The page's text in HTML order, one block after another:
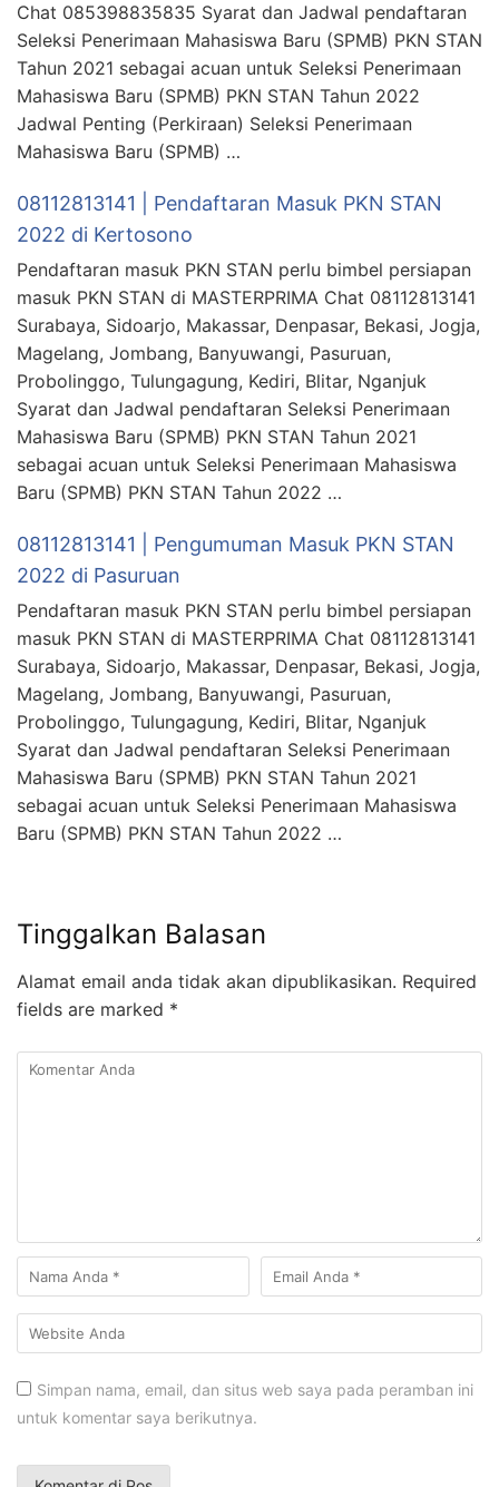
Chat 085398835835 Syarat dan Jadwal pendaftaran
Seleksi Penerimaan Mahasiswa Baru (SPMB) PKN STAN
Tahun 2021 sebagai acuan untuk Seleksi Penerimaan
Mahasiswa Baru (SPMB) PKN STAN Tahun 2022
Jadwal Penting (Perkiraan) Seleksi Penerimaan
Mahasiswa Baru (SPMB) …
08112813141 | Pendaftaran Masuk PKN STAN
2022 di Kertosono
Pendaftaran masuk PKN STAN perlu bimbel persiapan
masuk PKN STAN di MASTERPRIMA Chat 08112813141
Surabaya, Sidoarjo, Makassar, Denpasar, Bekasi, Jogja,
Magelang, Jombang, Banyuwangi, Pasuruan,
Probolinggo, Tulungagung, Kediri, Blitar, Nganjuk
Syarat dan Jadwal pendaftaran Seleksi Penerimaan
Mahasiswa Baru (SPMB) PKN STAN Tahun 2021
sebagai acuan untuk Seleksi Penerimaan Mahasiswa
Baru (SPMB) PKN STAN Tahun 2022 …
08112813141 | Pengumuman Masuk PKN STAN
2022 di Pasuruan
Pendaftaran masuk PKN STAN perlu bimbel persiapan
masuk PKN STAN di MASTERPRIMA Chat 08112813141
Surabaya, Sidoarjo, Makassar, Denpasar, Bekasi, Jogja,
Magelang, Jombang, Banyuwangi, Pasuruan,
Probolinggo, Tulungagung, Kediri, Blitar, Nganjuk
Syarat dan Jadwal pendaftaran Seleksi Penerimaan
Mahasiswa Baru (SPMB) PKN STAN Tahun 2021
sebagai acuan untuk Seleksi Penerimaan Mahasiswa
Baru (SPMB) PKN STAN Tahun 2022 …
Tinggalkan Balasan
Alamat email anda tidak akan dipublikasikan. Required
fields are marked *
Simpan nama, email, dan situs web saya pada peramban ini
untuk komentar saya berikutnya.